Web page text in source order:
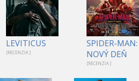
LEVITICUS
[RECENZIA ]
1
SPIDER-MAN:
NOVÝ DEŇ
[RECENZIA ]